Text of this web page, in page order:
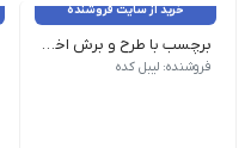
خرید از سایت فروشنده
برچسب با طرح و برش اختصاصی
فروشنده: لیبل کده